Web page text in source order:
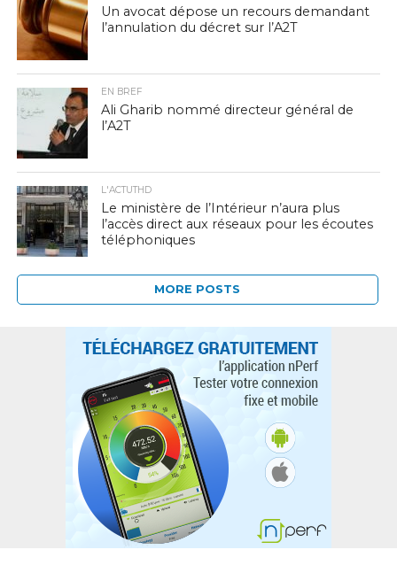
Un avocat dépose un recours demandant
l’annulation du décret sur l’A2T
EN BREF
Ali Gharib nommé directeur général de
l’A2T
L'ACTUTHD
Le ministère de l’Intérieur n’aura plus
l’accès direct aux réseaux pour les écoutes
téléphoniques
MORE POSTS